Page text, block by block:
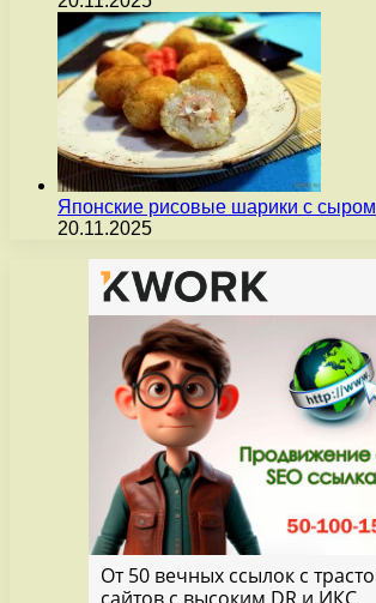
Японские рисовые шарики с сыром
20.11.2025